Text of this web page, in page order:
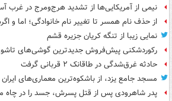
نیمی از آمریکایی‌ها از تشدید هرج‌ومرج در غرب
از حذف نام همسر تا تغییر نام خانوادگی؛ اما و
نمایی زیبا از تنگه کریان جزیره قشم
رکوردشکنی پیش‌فروش جدیدترین گوشی‌های
حادثه غرق‌شدگی در طاقانک ۲ قربانی گرفت
مسجد جامع یزد، از باشکوه‌ترین معماری‌های ایران
پدر شاهرودی پس از قتل پسرش، جسد را در چاه